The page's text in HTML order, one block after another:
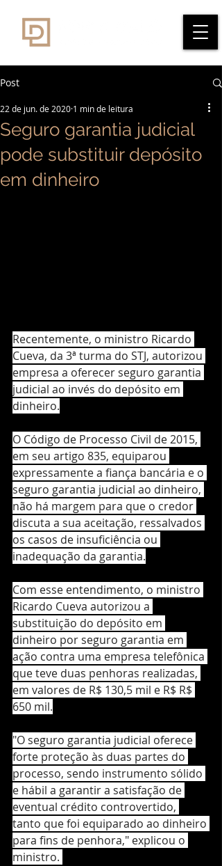
Post
Seguro garantia judicial
pode substituir depósito
em dinheiro
22 de jun. de 2020 1 min de leitura
Recentemente, o ministro Ricardo
Cueva, da 3ª turma do STJ, autorizou
empresa a oferecer seguro garantia
judicial ao invés do depósito em
dinheiro.
O Código de Processo Civil de 2015,
em seu artigo 835, equiparou
expressamente a fiança bancária e o
seguro garantia judicial ao dinheiro,
não há margem para que o credor
discuta a sua aceitação, ressalvados
os casos de insuficiência ou
inadequação da garantia.
Com esse entendimento, o ministro
Ricardo Cueva autorizou a
substituição do depósito em
dinheiro por seguro garantia em
ação contra uma empresa telefônica
que teve duas penhoras realizadas,
em valores de R$ 130,5 mil e R$ R$
650 mil.
"O seguro garantia judicial oferece
forte proteção às duas partes do
processo, sendo instrumento sólido
e hábil a garantir a satisfação de
eventual crédito controvertido,
tanto que foi equiparado ao dinheiro
para fins de penhora," explicou o
ministro.